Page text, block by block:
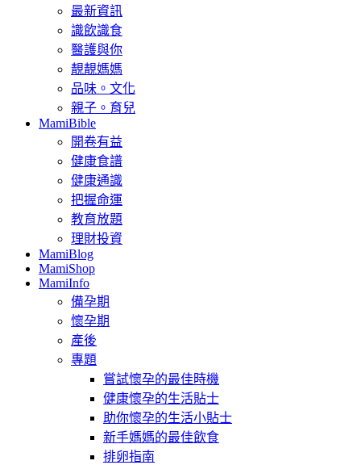
最新資訊
識飲識食
醫護與你
靚靚媽媽
品味。文化
親子。育兒
MamiBible
開卷有益
健康食譜
健康通識
把握命運
教育放題
理財投資
MamiBlog
MamiShop
MamiInfo
備孕期
懷孕期
產後
專題
嘗試懷孕的最佳時機
健康懷孕的生活貼士
助你懷孕的生活小貼士
新手媽媽的最佳飲食
排卵指南